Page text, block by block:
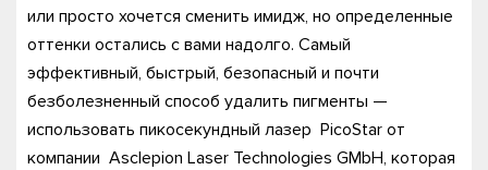
или просто хочется сменить имидж, но определенные
оттенки остались с вами надолго. Самый
эффективный, быстрый, безопасный и почти
безболезненный способ удалить пигменты —
использовать пикосекундный лазер PicoStar от
компании Asclepion Laser Technologies GMbH, которая